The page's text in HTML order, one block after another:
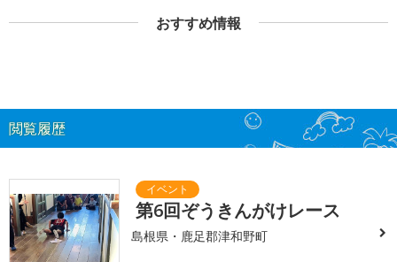
おすすめ情報
閲覧履歴
第6回ぞうきんがけレース
島根県・鹿足郡津和野町